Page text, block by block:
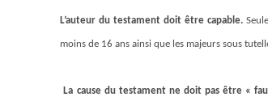
L’auteur du testament doit être capable.
moins de 16 ans ainsi que les majeurs sous
La cause du testament ne doit pas être «